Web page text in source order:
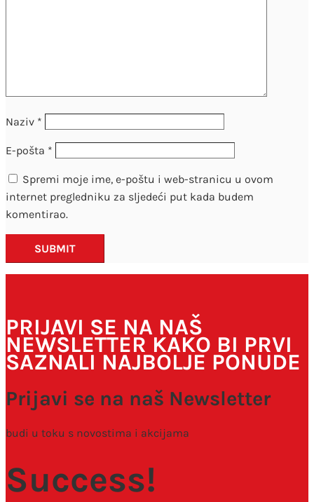
Naziv *
E-pošta *
Spremi moje ime, e-poštu i web-stranicu u ovom
internet pregledniku za sljedeći put kada budem
komentirao.
SUBMIT
PRIJAVI SE NA NAŠ
NEWSLETTER KAKO BI PRVI
SAZNALI NAJBOLJE PONUDE
Prijavi se na naš Newsletter
budi u toku s novostima i akcijama
Success!